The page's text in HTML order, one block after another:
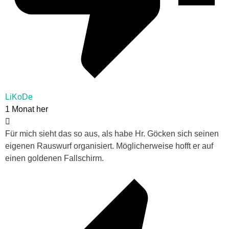
LiKoDe
1 Monat her
Für mich sieht das so aus, als habe Hr. Göcken sich seinen
eigenen Rauswurf organisiert. Möglicherweise hofft er auf
einen goldenen Fallschirm.